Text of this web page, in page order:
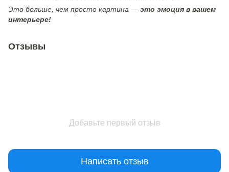
Это больше, чем просто картина — это эмоция в вашем
интерьере!
Отзывы
Добавьте первый отзыв
Написать отзыв